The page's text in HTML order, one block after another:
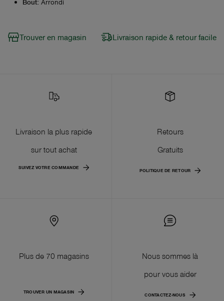
Trouver en magasin Livraison rapide & retour facile
Livraison la plus rapide
sur tout achat
SUIVEZ VOTRE COMMANDE
Retours
Gratuits
POLITIQUE DE RETOUR
Plus de 70 magasins
TROUVER UN MAGASIN
Nous sommes là
pour vous aider
CONTACTEZ-NOUS